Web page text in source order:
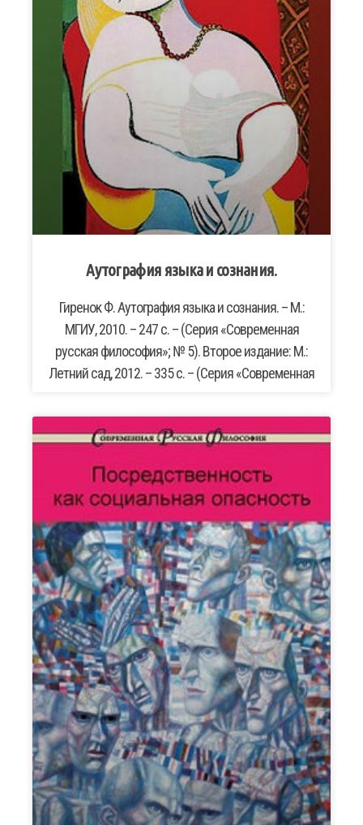
Аутография языка и сознания.
Гиренок Ф. Аутография языка и сознания. – М.:
МГИУ, 2010. – 247 с. – (Серия «Современная
русская философия»; № 5). Второе издание: М.:
Летний сад, 2012. – 335 с. – (Серия «Современная